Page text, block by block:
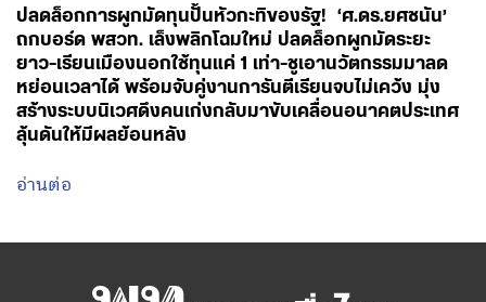
ปลดล็อกการผูกมัดทุนปั้นหัวกะทิของรัฐ! ‘ศ.ดร.ยศชนัน’
ถกบอร์ด พสวท. เล็งพลิกโฉมใหม่ ปลดล็อกผูกมัดระยะ
ยาว-เรียนเมืองนอกใช้ทุนแค่ 1 เท่า-ชูเอานวัตกรรมมาลด
หย่อนเวลาได้ พร้อมจับคู่งานการันตีเรียนจบไม่เคว้ง มุ่ง
สร้างระบบนิเวศดึงคนเก่งกลับมาขับเคลื่อนอนาคตประเทศ
ลุ้นดันให้มีผลย้อนหลัง
อ่านต่อ